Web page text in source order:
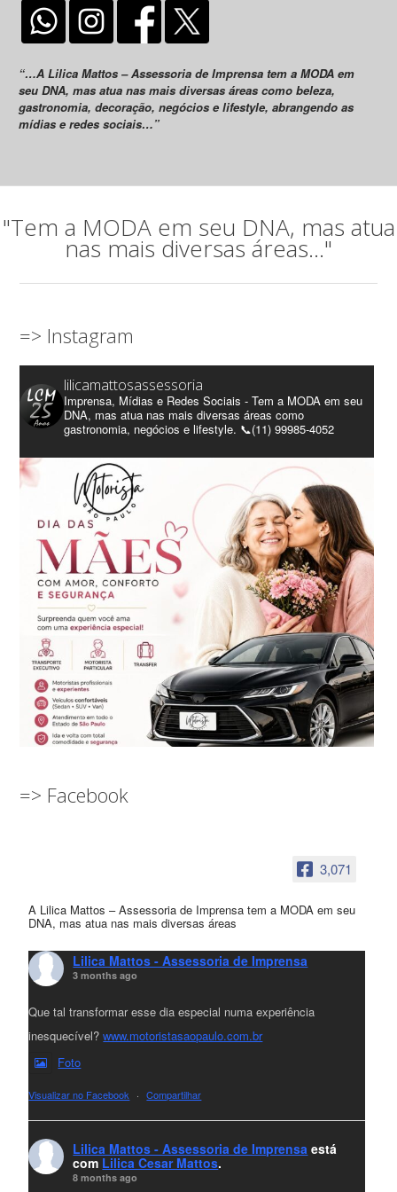
“…A Lilica Mattos – Assessoria de Imprensa tem a MODA em
seu DNA, mas atua nas mais diversas áreas como beleza,
gastronomia, decoração, negócios e lifestyle, abrangendo as
mídias e redes sociais…”
"Tem a MODA em seu DNA, mas atua
nas mais diversas áreas..."
=> Instagram
lilicamattosassessoria
Imprensa, Mídias e Redes Sociais - Tem a MODA em seu
DNA, mas atua nas mais diversas áreas como
gastronomia, negócios e lifestyle. 📞(11) 99985-4052
=> Facebook
3,071
A Lilica Mattos – Assessoria de Imprensa tem a MODA em seu
DNA, mas atua nas mais diversas áreas
Lilica Mattos - Assessoria de Imprensa
3 months ago
Que tal transformar esse dia especial numa experiência
inesquecível?www.motoristasaopaulo.com.br
Foto
Visualizar no Facebook · Compartilhar
Lilica Mattos - Assessoria de Imprensa está
com Lilica Cesar Mattos.
8 months ago